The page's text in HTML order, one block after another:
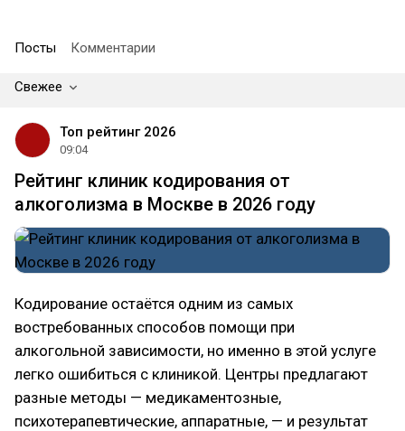
Посты Комментарии
Свежее
Топ рейтинг 2026
09:04
Рейтинг клиник кодирования от
алкоголизма в Москве в 2026 году
Кодирование остаётся одним из самых
востребованных способов помощи при
алкогольной зависимости, но именно в этой услуге
легко ошибиться с клиникой. Центры предлагают
разные методы — медикаментозные,
психотерапевтические, аппаратные, — и результат